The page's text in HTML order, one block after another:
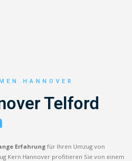
HANNOVER
Telford
Erfahrung für Ihren Umzug von
Kern Hannover profitieren Sie von einem